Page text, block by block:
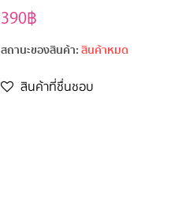
390฿
สถานะของสินค้า:สินค้าหมด
สินค้าที่ชื่นชอบ